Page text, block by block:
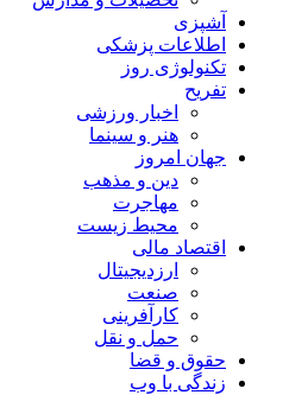
آشپزی
اطلاعات پزشکی
تکنولوژی روز
تفریح
اخبار ورزشی
هنر و سینما
جهان امروز
دین و مذهب
مهاجرت
محیط زیست
اقتصاد مالی
ارزدیجیتال
صنعت
کارآفرینی
حمل و نقل
حقوق و قضا
زندگی با وب